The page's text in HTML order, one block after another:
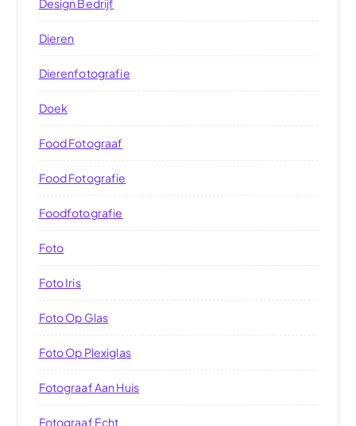
Design Bedrijf
Dieren
Dierenfotografie
Doek
Food Fotograaf
Food Fotografie
Foodfotografie
Foto
Foto Iris
Foto Op Glas
Foto Op Plexiglas
Fotograaf Aan Huis
Fotograaf Echt